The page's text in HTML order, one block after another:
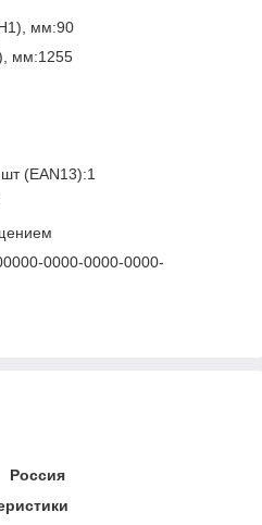
мм:90
мм:1255
(EAN13):1
0000-0000-0000-
Россия